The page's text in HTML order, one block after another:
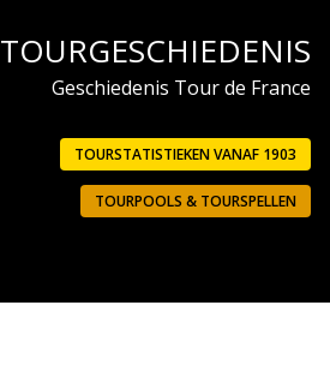
TOURGESCHIEDENIS
Geschiedenis Tour de France
TOURSTATISTIEKEN VANAF 1903
TOURPOOLS & TOURSPELLEN